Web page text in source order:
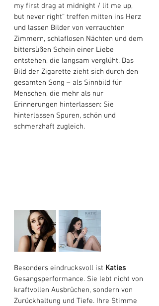
my first drag at midnight / lit me up,
but never right“ treffen mitten ins Herz
und lassen Bilder von verrauchten
Zimmern, schlaflosen Nächten und dem
bittersüßen Schein einer Liebe
entstehen, die langsam verglüht. Das
Bild der Zigarette zieht sich durch den
gesamten Song – als Sinnbild für
Menschen, die mehr als nur
Erinnerungen hinterlassen: Sie
hinterlassen Spuren, schön und
schmerzhaft zugleich.
Besonders eindrucksvoll ist Katies
Gesangsperformance. Sie lebt nicht von
kraftvollen Ausbrüchen, sondern von
Zurückhaltung und Tiefe. Ihre Stimme